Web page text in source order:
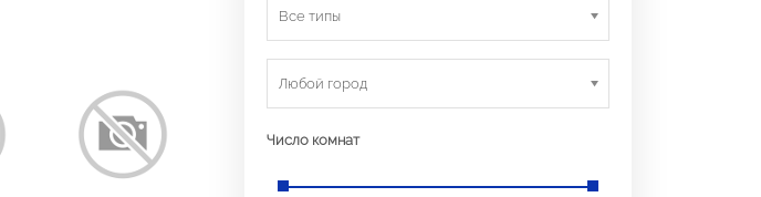
Все типы
Любой город
Число комнат